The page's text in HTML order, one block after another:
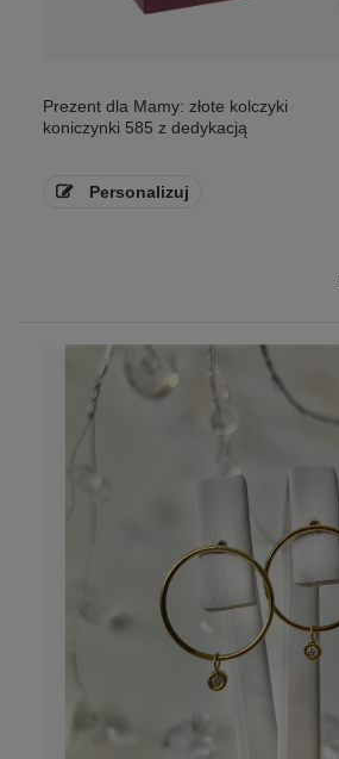
Prezent dla Mamy: złote kolczyki
koniczynki 585 z dedykacją
Personalizuj